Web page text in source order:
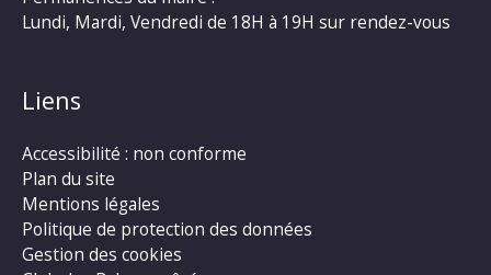
Lundi, Mardi, Vendredi de 18H à 19H sur rendez-vous
Liens
Accessibilité : non conforme
Plan du site
Mentions légales
Politique de protection des données
Gestion des cookies